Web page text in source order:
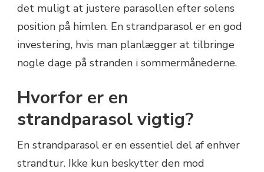
det muligt at justere parasollen efter solens
position på himlen. En strandparasol er en god
investering, hvis man planlægger at tilbringe
nogle dage på stranden i sommermånederne.
Hvorfor er en
strandparasol vigtig?
En strandparasol er en essentiel del af enhver
strandtur. Ikke kun beskytter den mod